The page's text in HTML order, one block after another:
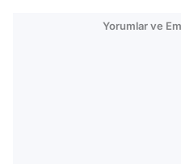
Yorumlar ve